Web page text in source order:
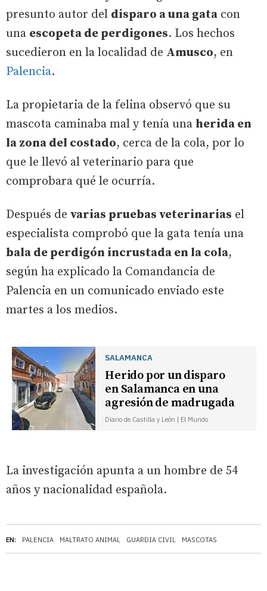
EN: PALENCIA MALTRATO ANIMAL GUARDIA CIVIL MASCOTAS
presunto autor del disparo a una gata con
una escopeta de perdigones. Los hechos
sucedieron en la localidad de Amusco, en
Palencia.
La propietaria de la felina observó que su
mascota caminaba mal y tenía una herida en
la zona del costado, cerca de la cola, por lo
que le llevó al veterinario para que
comprobara qué le ocurría.
Después de varias pruebas veterinarias el
especialista comprobó que la gata tenía una
bala de perdigón incrustada en la cola,
según ha explicado la Comandancia de
Palencia en un comunicado enviado este
martes a los medios.
SALAMANCA
Herido por un disparo
en Salamanca en una
agresión de madrugada
Diario de Castilla y León | El Mundo
La investigación apunta a un hombre de 54
años y nacionalidad española.